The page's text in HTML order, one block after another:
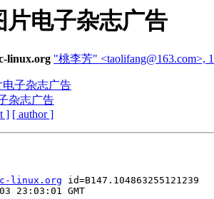
片电子杂志广告
linux.org "桃李芳" <taolifang@163.com>,
电子杂志广告
杂志广告
] [ author ]
linux.org id=B147.104863255121239
23:03:01 GMT